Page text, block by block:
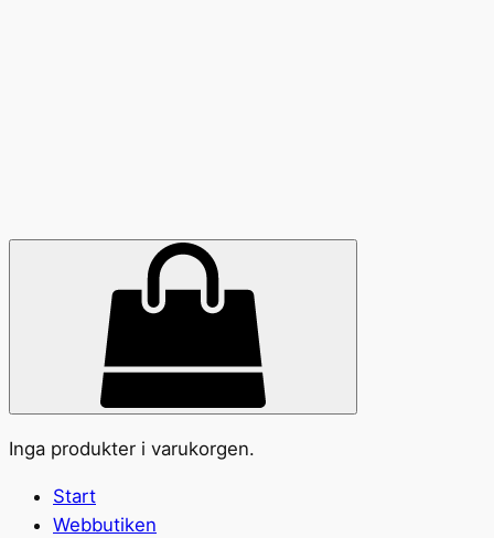
Inga produkter i varukorgen.
Start
Webbutiken